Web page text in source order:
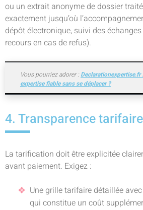
ou un extrait anonyme de dossier
exactement jusqu’où
dépôt électronique, suivi des
recours en cas de refus).
Vous pourriez adorer :
expertise fiable sans se déplacer ?
4. Transparence
La tarification doit être explicitée
avant paiement. Exigez :
Une grille tarifaire détaillée
qui constitue un coût